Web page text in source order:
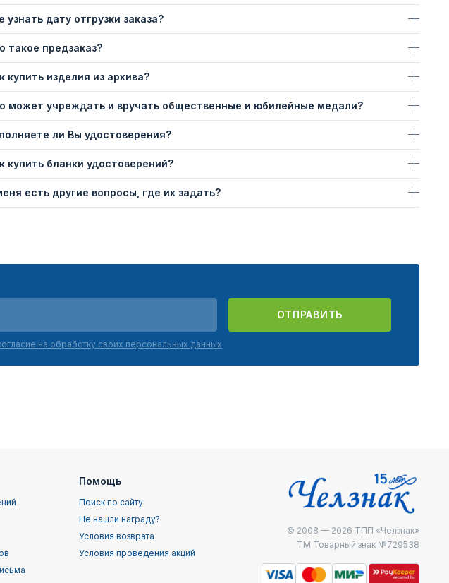
узнать дату отгрузки заказа?
такое предзаказ?
купить изделия из архива?
может учреждать и вручать общественные и юбилейные медали?
ли Вы удостоверения?
купить бланки удостоверений?
есть другие вопросы, где их задать?
ОТПРАВИТЬ
на обработку своих персональных данных
Помощь
Поиск по сайту
Не нашли награду?
Условия возврата
Условия проведения акций
© 2008 — 2026 ТПП «Челзнак»
ТМ Товарный знак №729538